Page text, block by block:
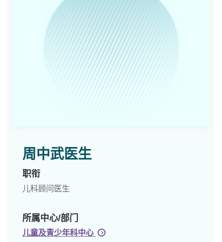
周中武医生
职衔
儿科顾问医生
所属中心/部门
儿童及青少年科中心